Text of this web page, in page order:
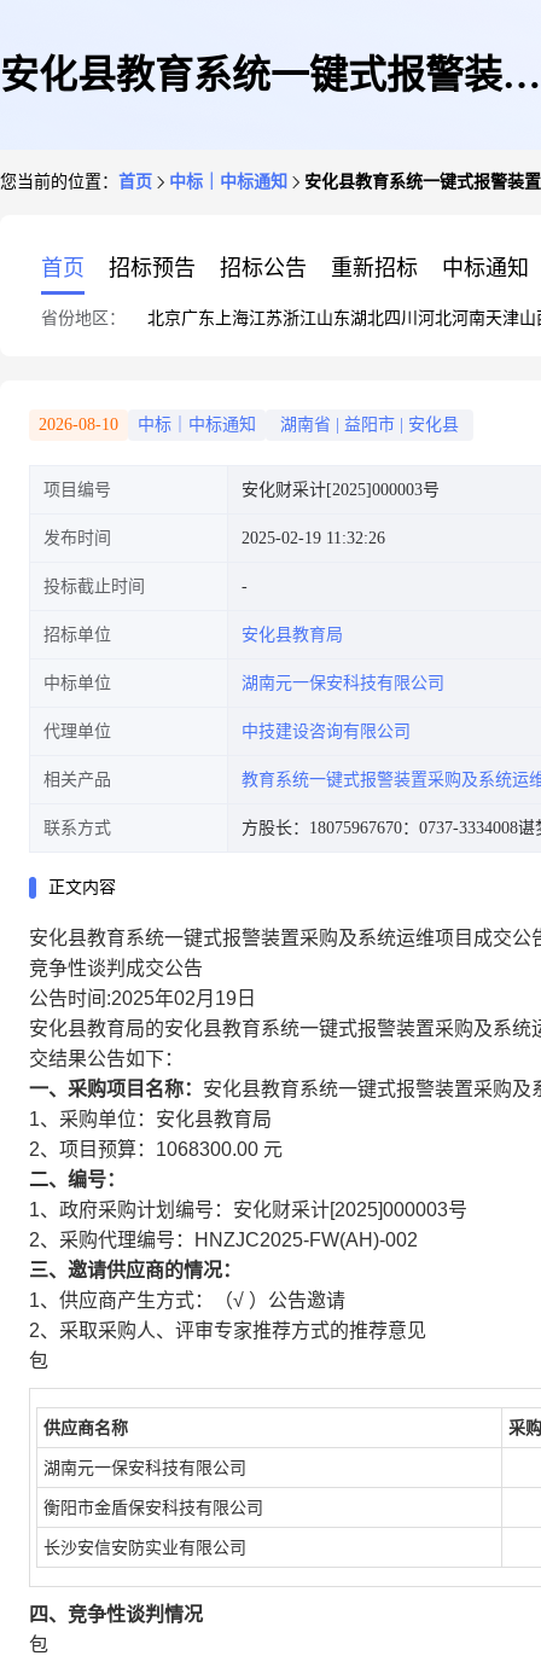
安化县教育系统一键式报警装置
您当前的位置： 首页 中标｜中标通知 安化县教育系统一键式报警装
首页 招标预告 招标公告 重新招标 中标通知
省份地区： 北京广东 上海江苏浙江山东湖北四川 河北河南天津山
2026-08-10 中标｜中标通知 湖南省 益阳市 安化县
项目编号 安化财采计[2025]000003号
发布时间 2025-02-19 11:32:26
投标截止时间
招标单位 安化县教育局
中标单位 湖南元一保安科技有限公司
代理单位 中技建设咨询有限公司
相关产品 教育系统一键式报警装置采购及系统运
联系方式 方股长：18075967670：0737-3334008谌
正文内容
安化县教育系统一键式报警装置采购及系统运维项目成交公
竞争性谈判成交公告
公告时间:2025年02月19日
安化县教育局的安化县教育系统一键式报警装置采购及系
交结果公告如下：
一、采购项目名称： 安化县教育系统一键式报警装置采购及
1、采购单位：安化县教育局
2、项目预算：1068300.00 元
二、编号：
1、政府采购计划编号：安化财采计[2025]000003号
2、采购代理编号：HNZJC2025-FW(AH)-002
三、邀请供应商的情况：
1、供应商产生方式：（√ ）公告邀请
2、采取采购人、评审专家推荐方式的推荐意见
包
供应商名称 采
湖南元一保安科技有限公司
衡阳市金盾保安科技有限公司
长沙安信安防实业有限公司
四、竞争性谈判情况
包